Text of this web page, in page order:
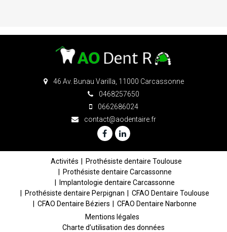
46 Av. Bunau Varilla, 11000 Carcassonne
0468257650
0662686024
contact@aodentaire.fr
Activités
Prothésiste dentaire Toulouse
Prothésiste dentaire Carcassonne
Implantologie dentaire Carcassonne
Prothésiste dentaire Perpignan
CFAO Dentaire Toulouse
CFAO Dentaire Béziers
CFAO Dentaire Narbonne
Mentions légales
Charte d’utilisation des données